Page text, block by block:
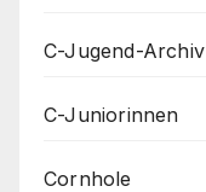
C-Jugend-Archiv
C-Juniorinnen
Cornhole